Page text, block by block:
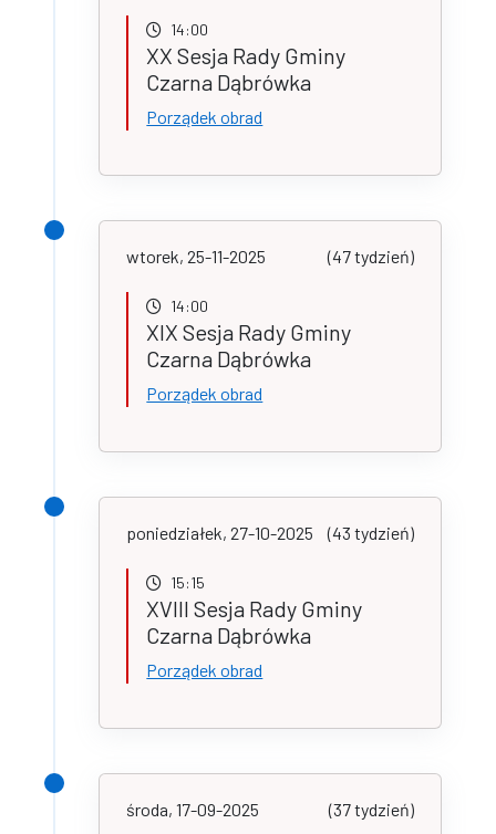
14:00
XX Sesja Rady Gminy
Czarna Dąbrówka
Porządek obrad
wtorek, 25-11-2025 (47 tydzień)
14:00
XIX Sesja Rady Gminy
Czarna Dąbrówka
Porządek obrad
poniedziałek, 27-10-2025 (43 tydzień)
15:15
XVIII Sesja Rady Gminy
Czarna Dąbrówka
Porządek obrad
środa, 17-09-2025 (37 tydzień)